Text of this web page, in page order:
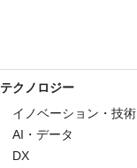
テクノロジー
イノベーション・技術
AI・データ
DX